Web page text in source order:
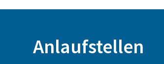
Anlaufstellen